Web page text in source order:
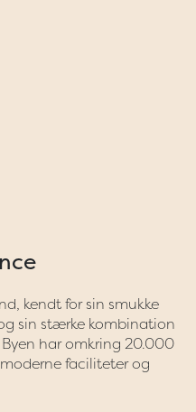
kendt for sin smukke
sin stærke kombination
har omkring 20.000
faciliteter og